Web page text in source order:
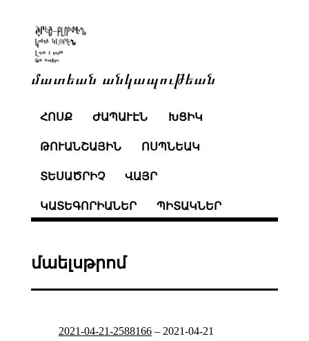
մատեան անկապութեան
ՀՈՍՔ ԺԱՊԱՒԷՆ ԽՑԻԿ
ԹՈՒԱՆՇԱՅԻՆ ՈՍՊՆԵԱԿ
ՏԵՍԱԾՐԻՉ ՎԱՅՐ
ԿԱՏԵԳՈՐԻԱՆԵՐ ՊԻՏԱԿՆԵՐ
մաելսթրոմ
2021-04-21-2588166– 2021-04-21